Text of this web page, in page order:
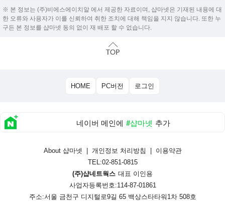
※ 본 정보는 (주)비에스에이치알 에서 제공한 자료이며, 샵마넷은 기재된 내용에 대
한 오류와 사용자가 이를 신뢰하여 취한 조치에 대해 책임을 지지 않습니다. 또한 누
구든 본 정보를 샵마넷 동의 없이 재 배포 할 수 없습니다.
HOME PC버전 로그인
네이버 메인에 #샵마넷 추가
About 샵마넷 개인정보 처리방침
이용약관
TEL:02-851-0815
(주)샵네트웍스 대표 이인용
사업자등록번호:114-87-01861
주소:서울 금천구 디지털로9길 65 백상스타타워1차 508호